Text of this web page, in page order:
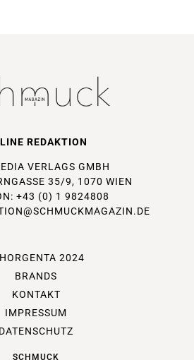
REDAKTION
VERLAGS GMBH
35/9, 1070 WIEN
+43 (0) 1 9824808
2024
BRANDS
KONTAKT
IMPRESSUM
DATENSCHUTZ
SCHMUCK